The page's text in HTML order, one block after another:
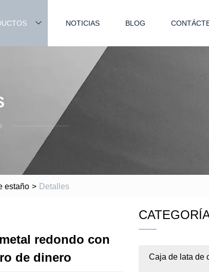
NOTICIAS BLOG
estaño > Detalles
redondo con
de dinero
Caja de lata de